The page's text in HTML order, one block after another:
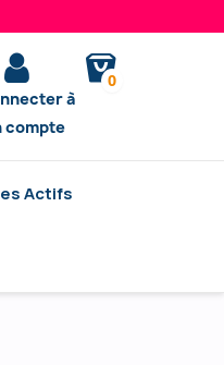
à
compte
0
Actifs